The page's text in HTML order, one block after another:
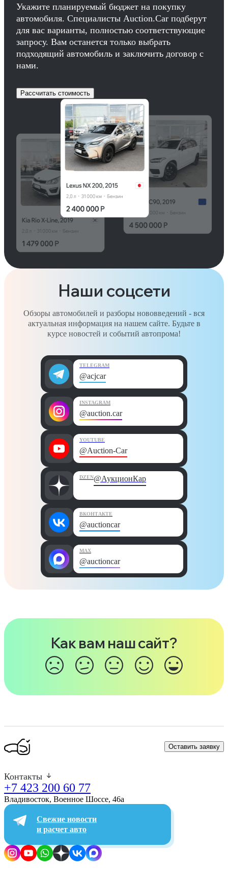
Укажите планируемый бюджет на покупку
автомобиля. Специалисты Auction.Car подберут
для вас варианты, полностью соответствующие
запросу. Вам останется только выбрать
подходящий автомобиль и заключить договор с
нами.
Рассчитать стоимость
Наши соцсети
Обзоры автомобилей и разборы нововведений - вся
актуальная информация на нашем сайте. Будьте в
курсе новостей и событий автопрома!
TELEGRAM
@acjcar
INSTAGRAM
@auction.car
YOUTUBE
@Auction-Car
DZEN@АукционКар
ВКОНТАКТЕ
@auctioncar
MAX
@auctioncar
Как вам наш сайт?
Оставить заявку
Контакты
+7 423 200 60 77
Владивосток, Военное Шоссе, 46а​
Свежие новости
и расчет авто